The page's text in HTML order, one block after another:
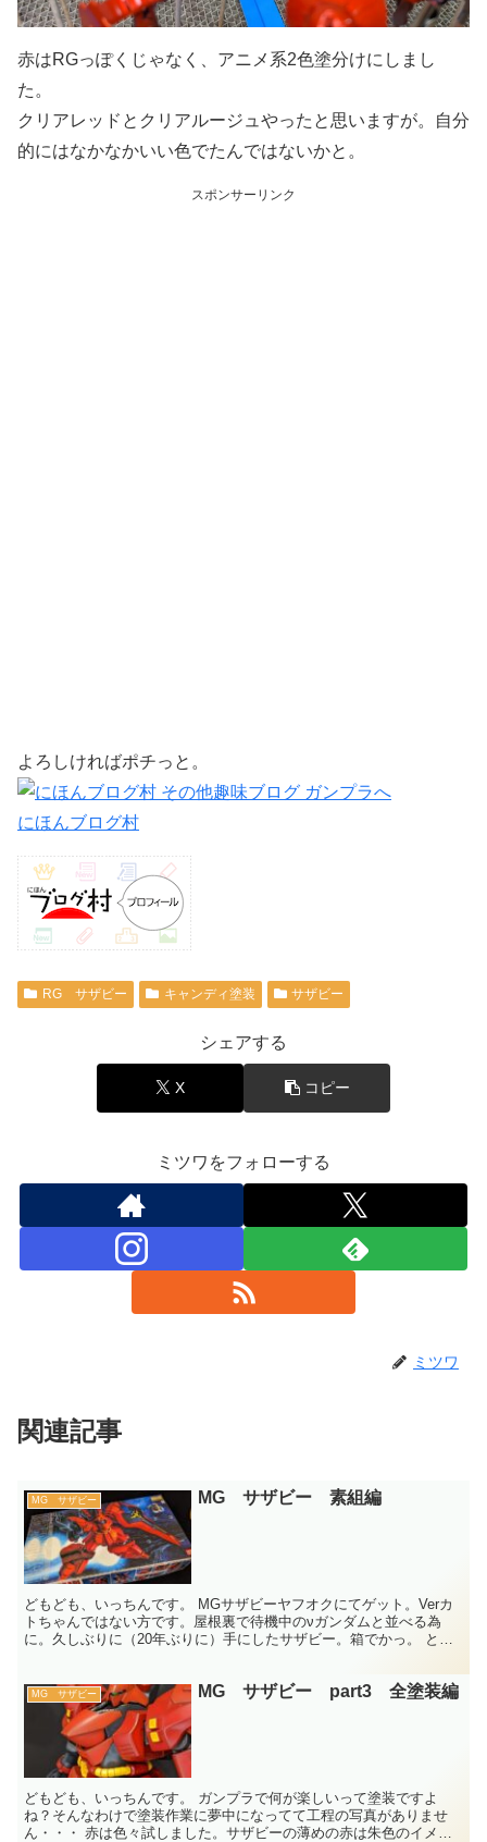
赤はRGっぽくじゃなく、アニメ系2色塗分けにしまし
た。
クリアレッドとクリアルージュやったと思いますが。自分
的にはなかなかいい色でたんではないかと。
スポンサーリンク
よろしければポチっと。
にほんブログ村
RG サザビー キャンディ塗装 サザビー
シェアする
X コピー
ミツワをフォローする
ミツワ
関連記事
MG サザビー MG サザビー 素組編
どもども、いっちんです。 MGサザビーヤフオクにてゲット。Verカ
トちゃんではない方です。屋根裏で待機中のνガンダムと並べる為
に。久しぶりに（20年ぶりに）手にしたサザビー。箱でかっ。 とり
MG サザビー MG サザビー part3 全塗装編
どもども、いっちんです。 ガンプラで何が楽しいって塗装ですよ
ね？そんなわけで塗装作業に夢中になってて工程の写真がありませ
ん・・・ 赤は色々試しました。サザビーの薄めの赤は朱色のイメー